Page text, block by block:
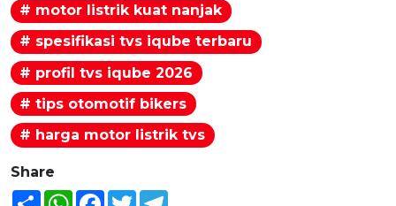
# motor listrik kuat nanjak
# spesifikasi tvs iqube terbaru
# profil tvs iqube 2026
# tips otomotif bikers
# harga motor listrik tvs
Share
Share WhatsAppFacebook
Twitter